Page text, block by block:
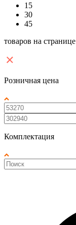
15
30
45
товаров на странице
Розничная цена
Комплектация